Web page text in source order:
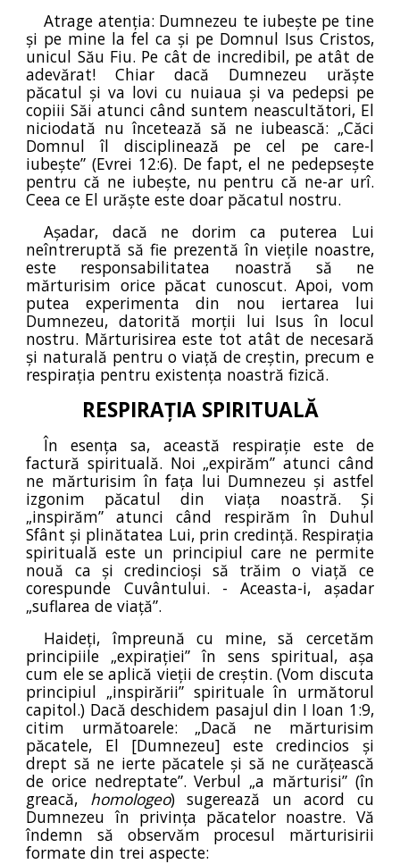
Atrage atenția: Dumnezeu te iubește pe tine
și pe mine la fel ca și pe Domnul Isus Cristos,
unicul Său Fiu. Pe cât de incredibil, pe atât de
adevărat! Chiar dacă Dumnezeu urăște
păcatul și va lovi cu nuiaua și va pedepsi pe
copiii Săi atunci când suntem neascultători, El
niciodată nu încetează să ne iubească: „Căci
Domnul îl disciplinează pe cel pe care-l
iubește” (Evrei 12:6). De fapt, el ne pedepsește
pentru că ne iubește, nu pentru că ne-ar urî.
Ceea ce El urăște este doar păcatul nostru.
Așadar, dacă ne dorim ca puterea Lui
neîntreruptă să fie prezentă în viețile noastre,
este responsabilitatea noastră să ne
mărturisim orice păcat cunoscut. Apoi, vom
putea experimenta din nou iertarea lui
Dumnezeu, datorită morții lui Isus în locul
nostru. Mărturisirea este tot atât de necesară
și naturală pentru o viață de creștin, precum e
respirația pentru existența noastră fizică.
RESPIRAȚIA SPIRITUALĂ
În esența sa, această respirație este de
factură spirituală. Noi „expirăm” atunci când
ne mărturisim în fața lui Dumnezeu și astfel
izgonim păcatul din viața noastră. Și
„inspirăm” atunci când respirăm în Duhul
Sfânt și plinătatea Lui, prin credință. Respirația
spirituală este un principiul care ne permite
nouă ca și credincioși să trăim o viață ce
corespunde Cuvântului. - Aceasta-i, așadar
„suflarea de viață”.
Haideți, împreună cu mine, să cercetăm
principiile „expirației” în sens spiritual, așa
cum ele se aplică vieții de creștin. (Vom discuta
principiul „inspirării” spirituale în următorul
capitol.) Dacă deschidem pasajul din I Ioan 1:9,
citim următoarele: „Dacă ne mărturisim
păcatele, El [Dumnezeu] este credincios și
drept să ne ierte păcatele și să ne curățească
de orice nedreptate”. Verbul „a mărturisi” (în
greacă, homologeo) sugerează un acord cu
Dumnezeu în privința păcatelor noastre. Vă
îndemn să observăm procesul mărturisirii
formate din trei aspecte: